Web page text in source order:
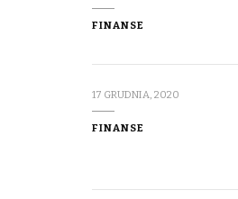
FINANSE
17 GRUDNIA, 2020
FINANSE